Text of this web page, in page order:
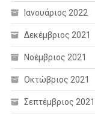
Ιανουάριος 2022
Δεκέμβριος 2021
Νοέμβριος 2021
Οκτώβριος 2021
Σεπτέμβριος 2021